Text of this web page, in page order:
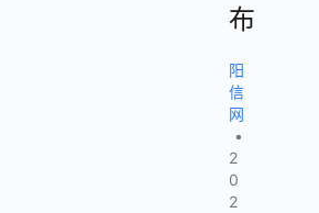
布
阳
信
网
•
2
0
2